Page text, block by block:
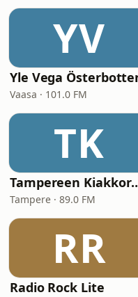
YV
Yle Vega
Vaasa · 101.0 FM
TK
Tampere · 89.0 FM
RR
Radio Rock Lite